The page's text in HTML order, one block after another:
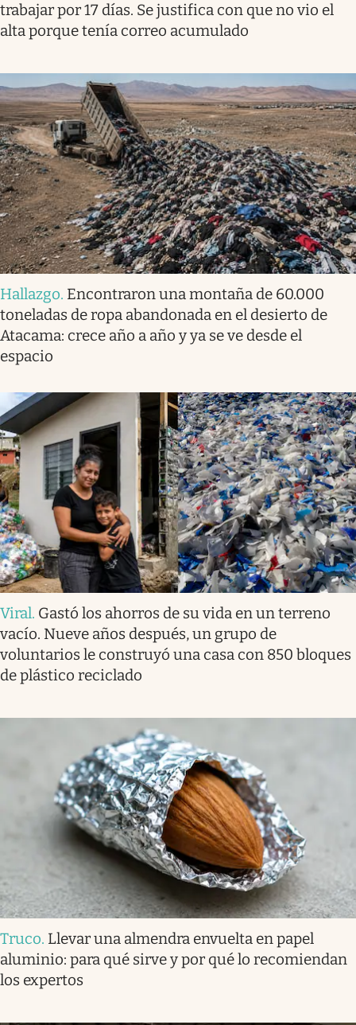
trabajar por 17 días. Se justifica con que no vio el
alta porque tenía correo acumulado
Hallazgo. Encontraron una montaña de 60.000
toneladas de ropa abandonada en el desierto de
Atacama: crece año a año y ya se ve desde el
espacio
Viral. Gastó los ahorros de su vida en un terreno
vacío. Nueve años después, un grupo de
voluntarios le construyó una casa con 850 bloques
de plástico reciclado
Truco. Llevar una almendra envuelta en papel
aluminio: para qué sirve y por qué lo recomiendan
los expertos